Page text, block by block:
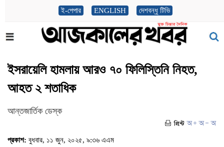
ই-পেপার ENGLISH দেশবন্ধু টিভি
ইসরায়েলি হামলায় আরও ৭০ ফিলিস্তিনি নিহত,
আহত ২ শতাধিক
আন্তজার্তিক ডেস্ক
প্রকাশ: বুধবার, ১১ জুন, ২০২৫, ৯:৩৬ এএম